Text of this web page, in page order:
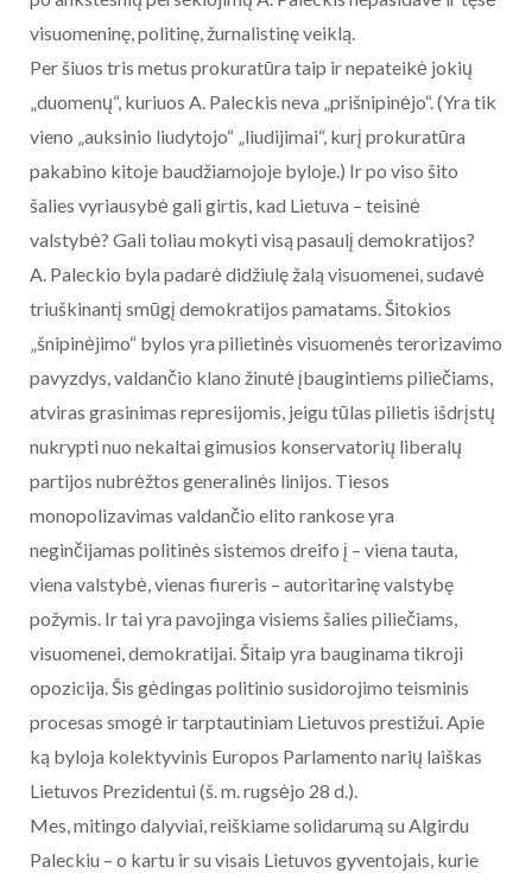
visuomeninę, politinę, žurnalistinę veiklą.
Per šiuos tris metus prokuratūra taip ir nepateikė jokių
„duomenų“, kuriuos A. Paleckis neva „prišnipinėjo“. (Yra tik
vieno „auksinio liudytojo“ „liudijimai“, kurį prokuratūra
pakabino kitoje baudžiamojoje byloje.) Ir po viso šito
šalies vyriausybė gali girtis, kad Lietuva – teisinė
valstybė? Gali toliau mokyti visą pasaulį demokratijos?
A. Paleckio byla padarė didžiulę žalą visuomenei, sudavė
triuškinantį smūgį demokratijos pamatams. Šitokios
„šnipinėjimo“ bylos yra pilietinės visuomenės terorizavimo
pavyzdys, valdančio klano žinutė įbaugintiems piliečiams,
atviras grasinimas represijomis, jeigu tūlas pilietis išdrįstų
nukrypti nuo nekaltai gimusios konservatorių liberalų
partijos nubrėžtos generalinės linijos. Tiesos
monopolizavimas valdančio elito rankose yra
neginčijamas politinės sistemos dreifo į – viena tauta,
viena valstybė, vienas fiureris – autoritarinę valstybę
požymis. Ir tai yra pavojinga visiems šalies piliečiams,
visuomenei, demokratijai. Šitaip yra bauginama tikroji
opozicija. Šis gėdingas politinio susidorojimo teisminis
procesas smogė ir tarptautiniam Lietuvos prestižui. Apie
ką byloja kolektyvinis Europos Parlamento narių laiškas
Lietuvos Prezidentui (š. m. rugsėjo 28 d.).
Mes, mitingo dalyviai, reiškiame solidarumą su Algirdu
Paleckiu – o kartu ir su visais Lietuvos gyventojais, kurie